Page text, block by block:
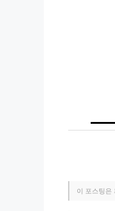
이 포스팅은